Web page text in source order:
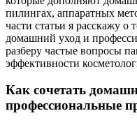
пилингах, аппаратных
части статьи я расскажу о
домашний уход и
разберу частые вопросы
эффективности
Как сочетать
профессиональные